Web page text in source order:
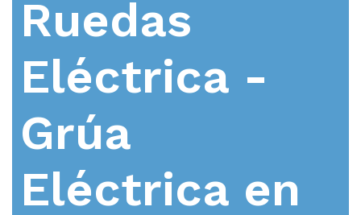
Ruedas
Eléctrica -
Grúa
Eléctrica en